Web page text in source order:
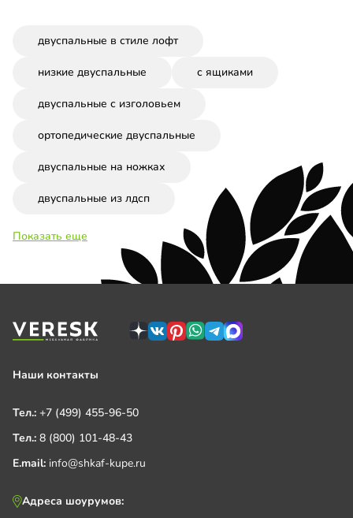
двуспальные в стиле лофт
низкие двуспальные с ящиками
двуспальные с изголовьем
ортопедические двуспальные
двуспальные на ножках
двуспальные из лдсп
Показать еще
Наши контакты
Тел.: +7 (499) 455-96-50
Тел.: 8 (800) 101-48-43
E.mail: info@shkaf-kupe.ru
Адреса шоурумов: